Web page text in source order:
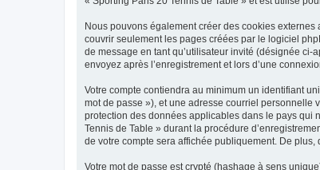
Nous pouvons également créer des cookies
couvrir seulement les pages créées par le logiciel
de message en tant qu’utilisateur invité (désignée ci-
envoyez après l’enregistrement et lors d’une
Votre compte contiendra au minimum un identifiant
mot de passe »), et une adresse courriel personnelle
protection des données applicables dans le pays qui
Tennis de Table » durant la procédure
de votre compte sera affichée publiquement. De
Votre mot de passe est crypté (hashage à sens